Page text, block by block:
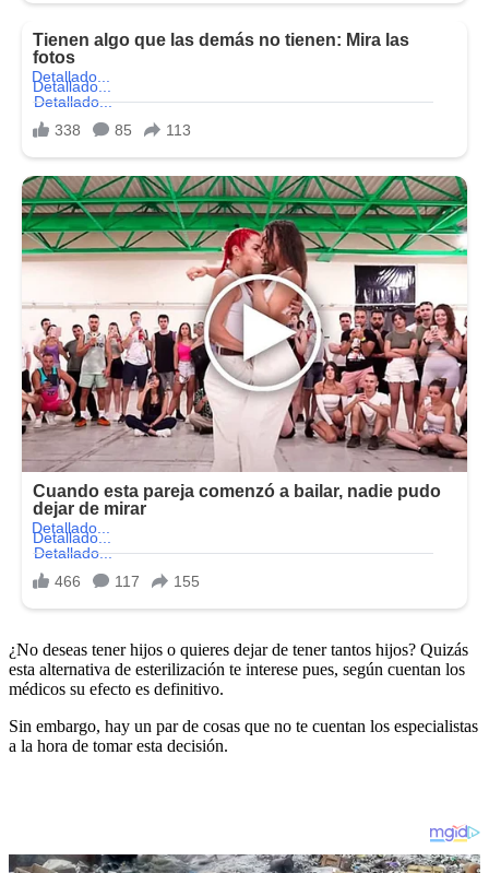
¿No deseas tener hijos o quieres dejar de tener tantos hijos? Quizás
esta alternativa de esterilización te interese pues, según cuentan los
médicos su efecto es definitivo.
Sin embargo, hay un par de cosas que no te cuentan los especialistas
a la hora de tomar esta decisión.